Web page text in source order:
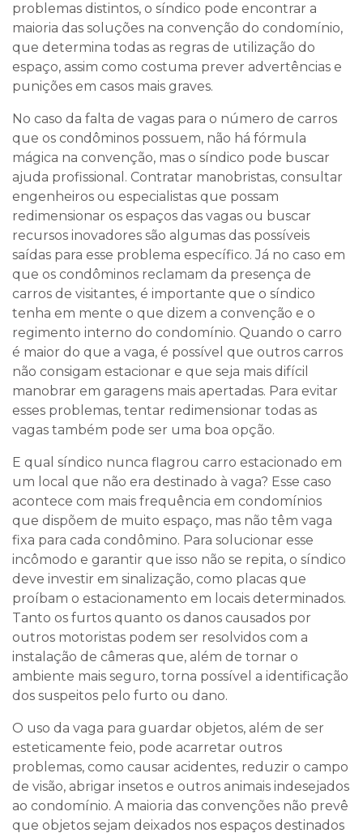
problemas distintos, o síndico pode encontrar a
maioria das soluções na convenção do condomínio,
que determina todas as regras de utilização do
espaço, assim como costuma prever advertências e
punições em casos mais graves.
No caso da falta de vagas para o número de carros
que os condôminos possuem, não há fórmula
mágica na convenção, mas o síndico pode buscar
ajuda profissional. Contratar manobristas, consultar
engenheiros ou especialistas que possam
redimensionar os espaços das vagas ou buscar
recursos inovadores são algumas das possíveis
saídas para esse problema específico. Já no caso em
que os condôminos reclamam da presença de
carros de visitantes, é importante que o síndico
tenha em mente o que dizem a convenção e o
regimento interno do condomínio. Quando o carro
é maior do que a vaga, é possível que outros carros
não consigam estacionar e que seja mais difícil
manobrar em garagens mais apertadas. Para evitar
esses problemas, tentar redimensionar todas as
vagas também pode ser uma boa opção.
E qual síndico nunca flagrou carro estacionado em
um local que não era destinado à vaga? Esse caso
acontece com mais frequência em condomínios
que dispõem de muito espaço, mas não têm vaga
fixa para cada condômino. Para solucionar esse
incômodo e garantir que isso não se repita, o síndico
deve investir em sinalização, como placas que
proíbam o estacionamento em locais determinados.
Tanto os furtos quanto os danos causados por
outros motoristas podem ser resolvidos com a
instalação de câmeras que, além de tornar o
ambiente mais seguro, torna possível a identificação
dos suspeitos pelo furto ou dano.
O uso da vaga para guardar objetos, além de ser
esteticamente feio, pode acarretar outros
problemas, como causar acidentes, reduzir o campo
de visão, abrigar insetos e outros animais indesejados
ao condomínio. A maioria das convenções não prevê
que objetos sejam deixados nos espaços destinados